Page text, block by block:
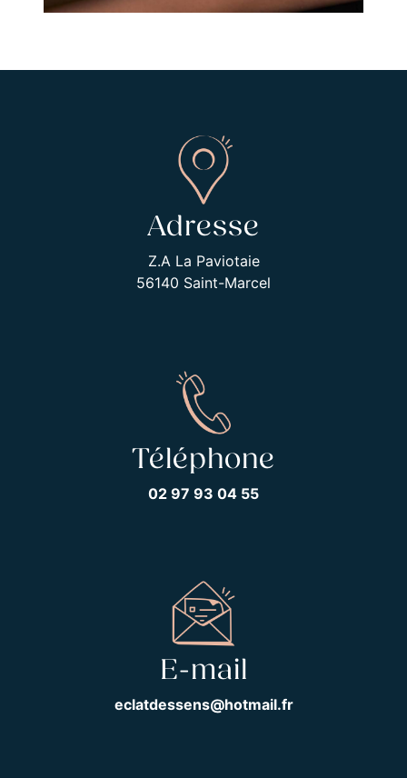
Adresse
Z.A La Paviotaie
56140 Saint-Marcel
Téléphone
02 97 93 04 55
E-mail
eclatdessens@hotmail.fr